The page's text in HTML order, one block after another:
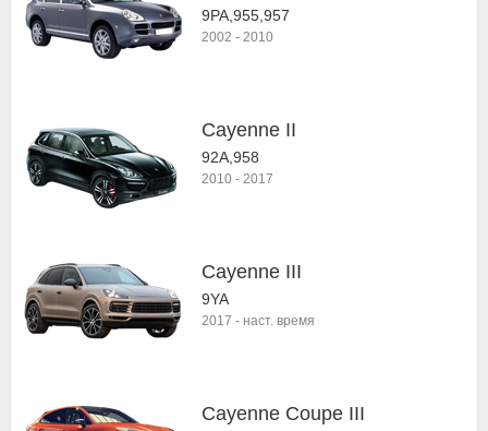
9PA,955,957
2002 - 2010
Cayenne II
92A,958
2010 - 2017
Cayenne III
9YA
2017 - наст. время
Cayenne Coupe III